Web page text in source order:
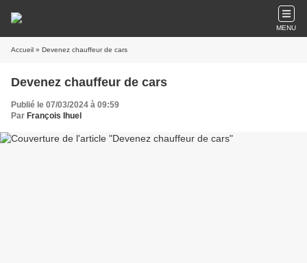
MENU
Accueil » Devenez chauffeur de cars
Devenez chauffeur de cars
Publié le 07/03/2024 à 09:59
Par François Ihuel